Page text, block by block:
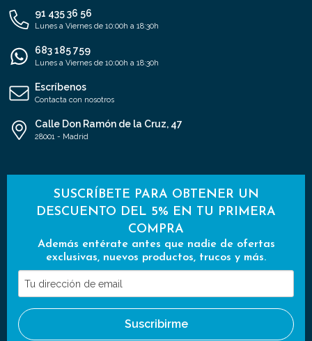
91 435 36 56
Lunes a Viernes de 10:00h a 18:30h
683 185 759
Lunes a Viernes de 10:00h a 18:30h
Escríbenos
Contacta con nosotros
Calle Don Ramón de la Cruz, 47
28001 - Madrid
SUSCRÍBETE PARA OBTENER UN
DESCUENTO DEL 5% EN TU PRIMERA
COMPRA
Además entérate antes que nadie de ofertas
exclusivas, nuevos productos, trucos y más.
Tu
dirección
de
email
Suscribirme